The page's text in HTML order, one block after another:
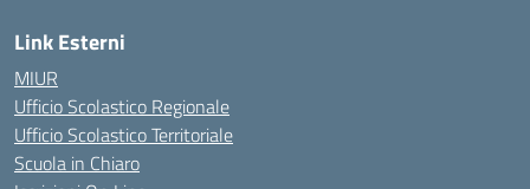
Link Esterni
MIUR
Ufficio Scolastico Regionale
Ufficio Scolastico Territoriale
Scuola in Chiaro